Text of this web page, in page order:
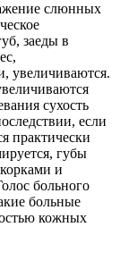
слюнных
заеды в
увеличиваются.
сухость
если
практически
губы
и
больного
больные
кожных